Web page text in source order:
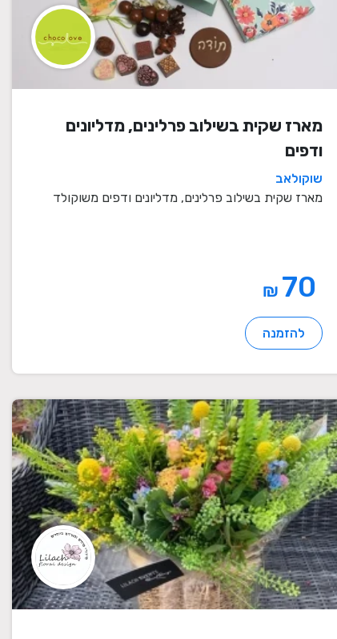
מארז שקית בשילוב פרלינים, מדליונים
ודפים
שוקולאב
מארז שקית בשילוב פרלינים, מדליונים ודפים משוקולד
₪
להזמנה